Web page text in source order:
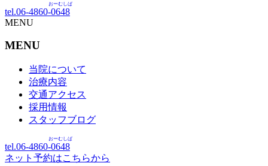
tel.06-4860-0648
おーむしば
MENU
MENU
当院について
治療内容
交通アクセス
採用情報
スタッフブログ
tel.06-4860-0648
おーむしば
ネット予約はこちらから